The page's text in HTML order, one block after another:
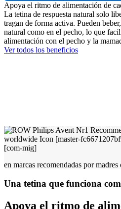
Apoya el ritmo de alimentación de
La tetina de respuesta natural solo
tragan de forma activa. Pueden
natural como en el pecho, lo que
alimentación con el pecho y la
Ver todos los beneficios
en marcas recomendadas por
Una tetina que funciona
Apoya el ritmo de